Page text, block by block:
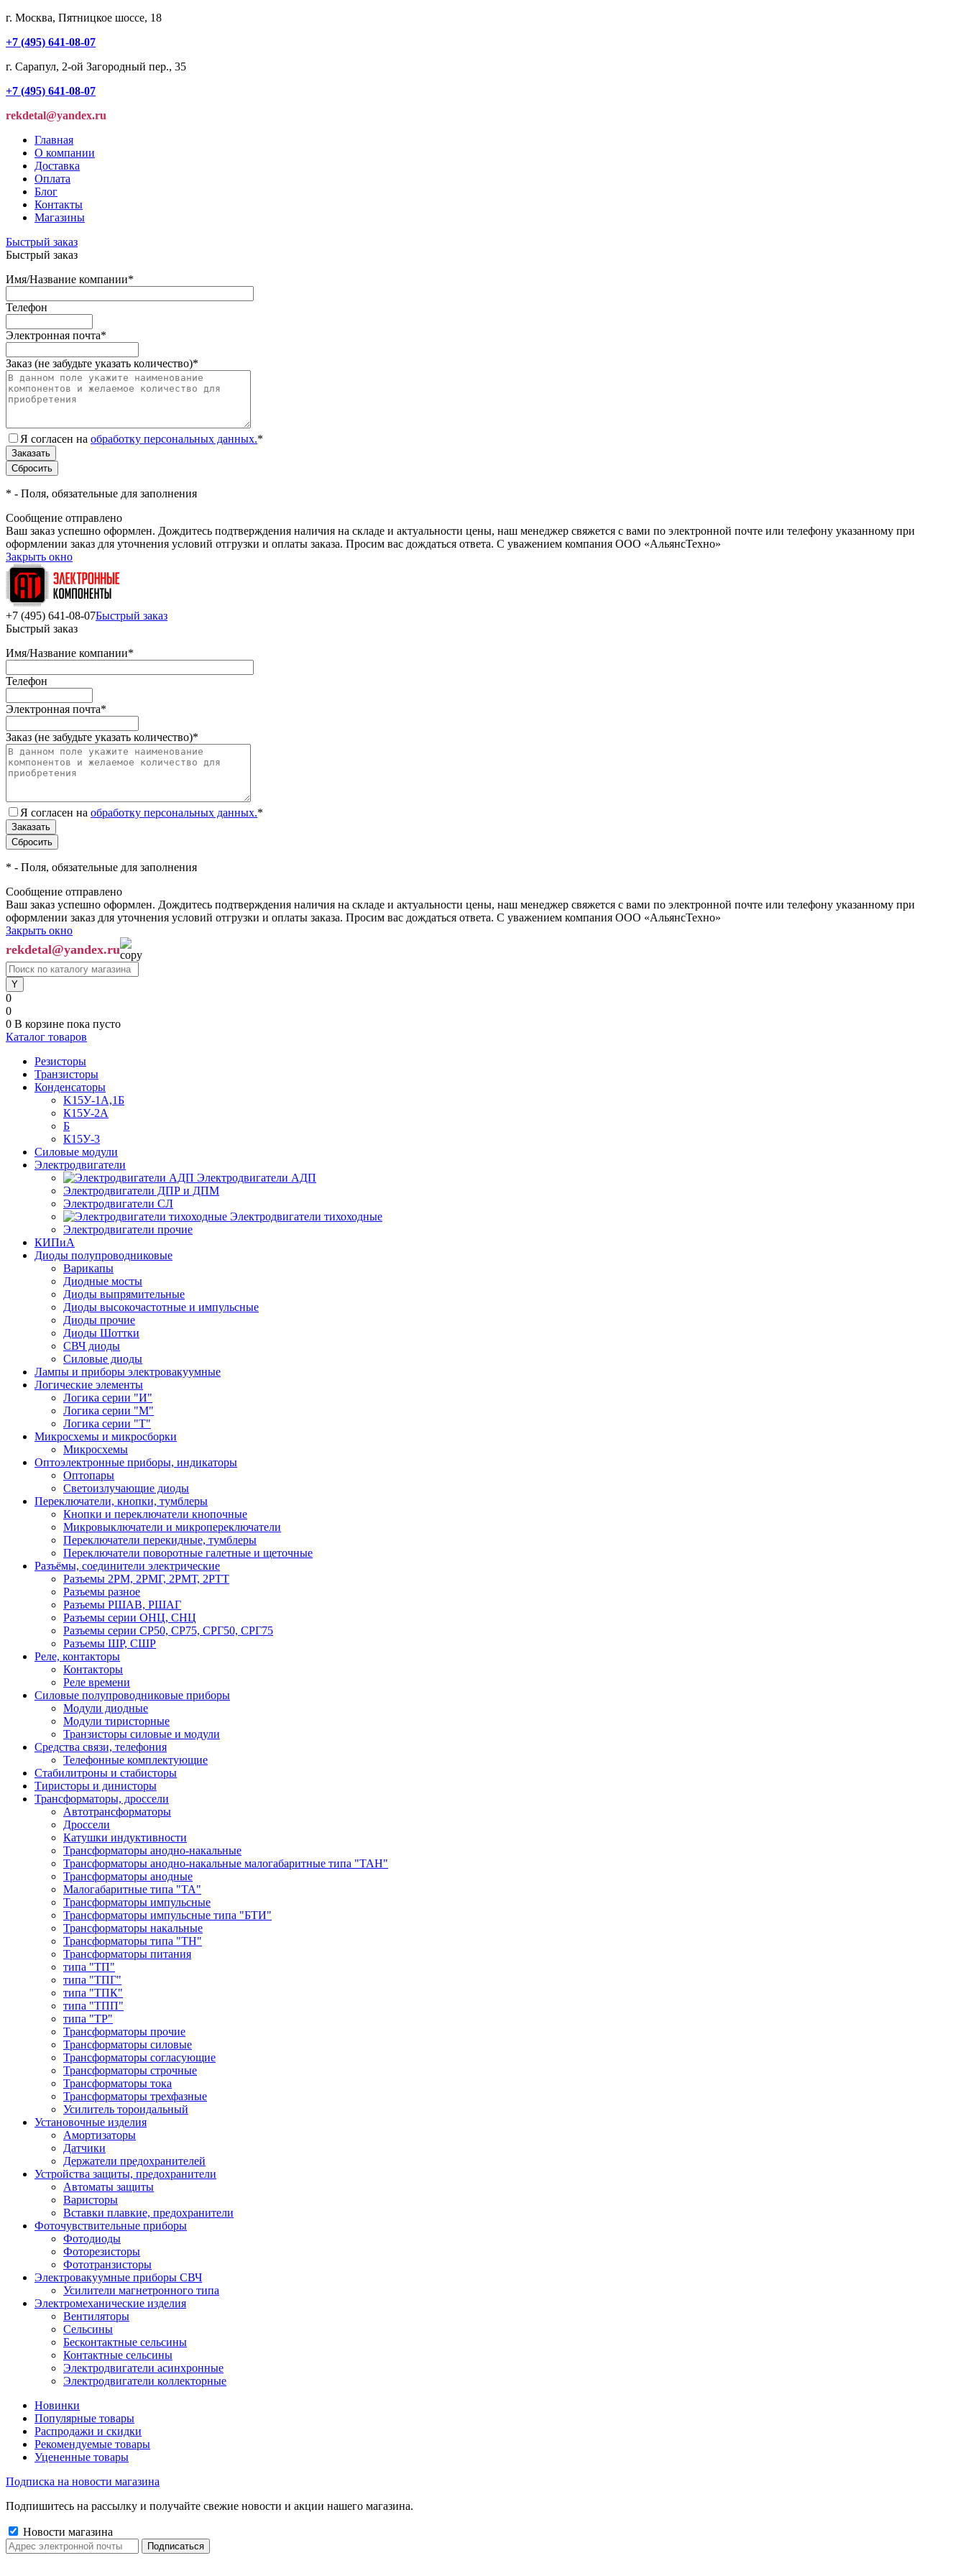
г. Москва, Пятницкое шоссе, 18
+7 (495) 641-08-07
г. Сарапул, 2-ой Загородный пер., 35
+7 (495) 641-08-07
rekdetal@yandex.ru
Главная
О компании
Доставка
Оплата
Блог
Контакты
Магазины
Быстрый заказ
Быстрый заказ
Имя/Название компании*
Телефон
Электронная почта*
Заказ (не забудьте указать количество)*
Я согласен на обработку персональных данных.*
* - Поля, обязательные для заполнения
Сообщение отправлено
Ваш заказ успешно оформлен. Дождитесь подтверждения наличия на складе и актуальности цены, наш менеджер свяжется с вами по электронной почте или телефону указанному при
оформлении заказ для уточнения условий отгрузки и оплаты заказа. Просим вас дождаться ответа. С уважением компания ООО «АльянсТехно»
Закрыть окно
+7 (495) 641-08-07Быстрый заказ
Быстрый заказ
Имя/Название компании*
Телефон
Электронная почта*
Заказ (не забудьте указать количество)*
Я согласен на обработку персональных данных.*
* - Поля, обязательные для заполнения
Сообщение отправлено
Ваш заказ успешно оформлен. Дождитесь подтверждения наличия на складе и актуальности цены, наш менеджер свяжется с вами по электронной почте или телефону указанному при
оформлении заказ для уточнения условий отгрузки и оплаты заказа. Просим вас дождаться ответа. С уважением компания ООО «АльянсТехно»
Закрыть окно
rekdetal@yandex.ru
0
0
0 В корзине пока пусто
Каталог товаров
Резисторы
Транзисторы
Конденсаторы
K15У-1А,1Б
К15У-2А
Б
К15У-3
Силовые модули
Электродвигатели
Электродвигатели АДП
Электродвигатели ДПР и ДПМ
Электродвигатели СЛ
Электродвигатели тихоходные
Электродвигатели прочие
КИПиА
Диоды полупроводниковые
Варикапы
Диодные мосты
Диоды выпрямительные
Диоды высокочастотные и импульсные
Диоды прочие
Диоды Шоттки
СВЧ диоды
Силовые диоды
Лампы и приборы электровакуумные
Логические элементы
Логика серии "И"
Логика серии "М"
Логика серии "Т"
Микросхемы и микросборки
Микросхемы
Оптоэлектронные приборы, индикаторы
Оптопары
Светоизлучающие диоды
Переключатели, кнопки, тумблеры
Кнопки и переключатели кнопочные
Микровыключатели и микропереключатели
Переключатели перекидные, тумблеры
Переключатели поворотные галетные и щеточные
Разъёмы, соединители электрические
Разъемы 2РМ, 2РМГ, 2РМТ, 2РТТ
Разъемы разное
Разъемы РШАВ, РШАГ
Разъемы серии ОНЦ, СНЦ
Разъемы серии СР50, СР75, СРГ50, СРГ75
Разъемы ШР, СШР
Реле, контакторы
Контакторы
Реле времени
Силовые полупроводниковые приборы
Модули диодные
Модули тиристорные
Транзисторы силовые и модули
Средства связи, телефония
Телефонные комплектующие
Стабилитроны и стабисторы
Тиристоры и динисторы
Трансформаторы, дроссели
Автотрансформаторы
Дроссели
Катушки индуктивности
Трансформаторы анодно-накальные
Трансформаторы анодно-накальные малогабаритные типа "ТАН"
Трансформаторы анодные
Малогабаритные типа "ТА"
Трансформаторы импульсные
Трансформаторы импульсные типа "БТИ"
Трансформаторы накальные
Трансформаторы типа "ТН"
Трансформаторы питания
типа "ТП"
типа "ТПГ"
типа "ТПК"
типа "ТПП"
типа "ТР"
Трансформаторы прочие
Трансформаторы силовые
Трансформаторы согласующие
Трансформаторы строчные
Трансформаторы тока
Трансформаторы трехфазные
Усилитель тороидальный
Установочные изделия
Амортизаторы
Датчики
Держатели предохранителей
Устройства защиты, предохранители
Автоматы защиты
Варисторы
Вставки плавкие, предохранители
Фоточувствительные приборы
Фотодиоды
Фоторезисторы
Фототранзисторы
Электровакуумные приборы СВЧ
Усилители магнетронного типа
Электромеханические изделия
Вентиляторы
Сельсины
Бесконтактные сельсины
Контактные сельсины
Электродвигатели асинхронные
Электродвигатели коллекторные
Новинки
Популярные товары
Распродажи и скидки
Рекомендуемые товары
Уцененные товары
Подписка на новости магазина
Подпишитесь на рассылку и получайте свежие новости и акции нашего магазина.
Новости магазина